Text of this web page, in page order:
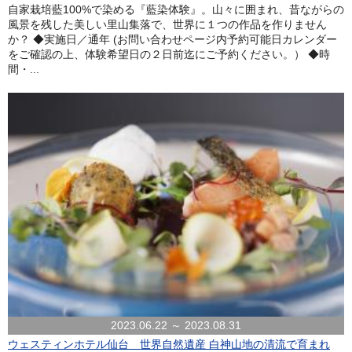
自家栽培藍100%で染める『藍染体験』。山々に囲まれ、昔ながらの
風景を残した美しい里山集落で、世界に１つの作品を作りません
か？ ◆実施日／通年 (お問い合わせページ内予約可能日カレンダー
をご確認の上、体験希望日の２日前迄にご予約ください。） ◆時
間・...
2023.06.22 ～ 2023.08.31
ウェスティンホテル仙台 世界自然遺産 白神山地の清流で育まれ